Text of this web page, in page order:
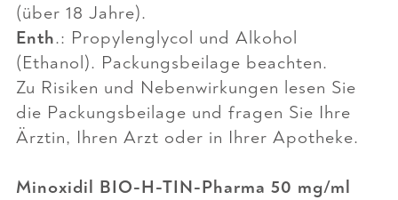
(über 18 Jahre).
Enth.: Propylenglycol und Alkohol
(Ethanol). Packungsbeilage beachten.
Zu Risiken und Nebenwirkungen lesen Sie
die Packungsbeilage und fragen Sie Ihre
Ärztin, Ihren Arzt oder in Ihrer Apotheke.
Minoxidil BIO-H-TIN-Pharma 50 mg/ml